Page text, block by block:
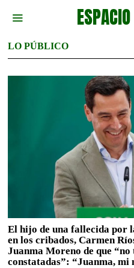
LO PÚBLICO
El hijo de una fallecida por
en los cribados, Carmen
Juanma Moreno de que “no
constatadas”: “Juanma, mi